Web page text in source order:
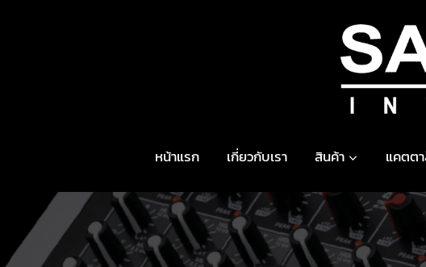
หน้าแรก เกี่ยวกับเรา สินค้า แคตต